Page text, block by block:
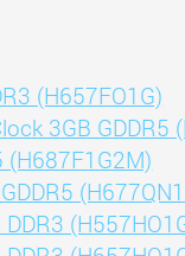
(H657FO1G)
3GB GDDR5
(H687F1G2M)